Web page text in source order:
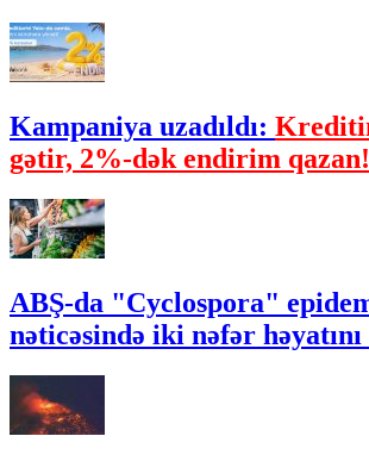
Kampaniya uzadıldı:
gətir, 2%-dək endirim qazan!
ABŞ-da "Cyclospora"
nəticəsində iki nəfər